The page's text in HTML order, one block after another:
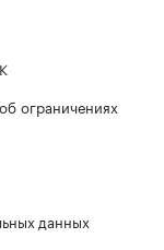
ограничениях
данных